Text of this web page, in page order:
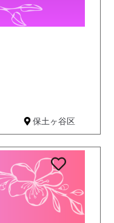
保土ヶ谷区